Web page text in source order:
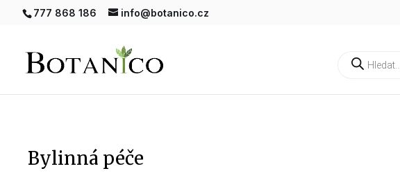
777 868 186 info@botanico.cz
Products
search
bylinná péče